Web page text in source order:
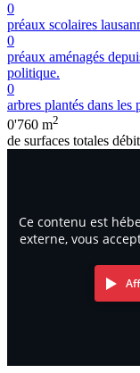
0
préaux scolaires
0
préaux aménagés
politique.
0
arbres plantés dans les
0'760 m2
de surfaces totales
Ce contenu est
externe, vous